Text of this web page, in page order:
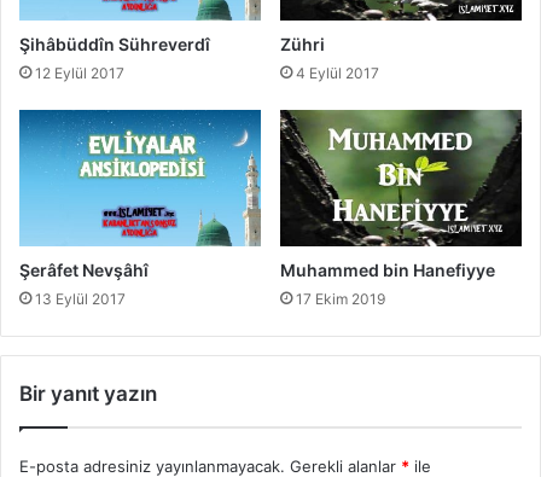
Şihâbüddîn Sühreverdî
12 Eylül 2017
Zühri
4 Eylül 2017
Şerâfet Nevşâhî
13 Eylül 2017
Muhammed bin Hanefiyye
17 Ekim 2019
Bir yanıt yazın
E-posta adresiniz yayınlanmayacak. Gerekli alanlar * ile